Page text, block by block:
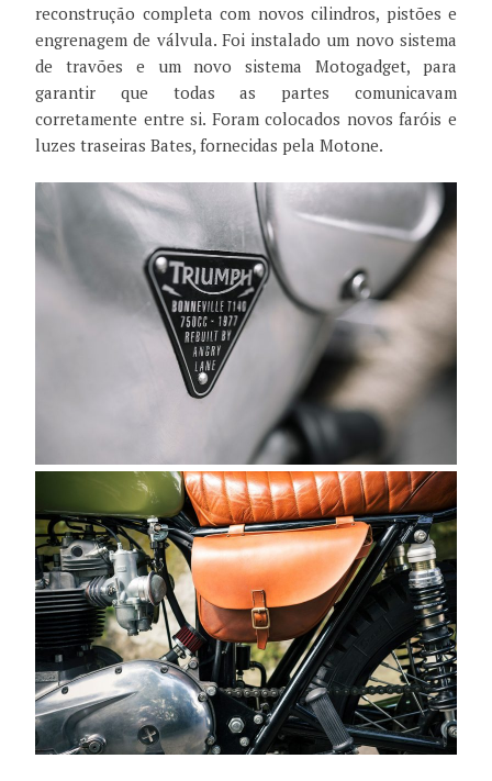
reconstrução completa com novos cilindros, pistões e
engrenagem de válvula. Foi instalado um novo sistema
de travões e um novo sistema Motogadget, para
garantir que todas as partes comunicavam
corretamente entre si. Foram colocados novos faróis e
luzes traseiras Bates, fornecidas pela Motone.